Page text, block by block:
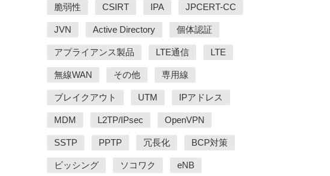
脆弱性 CSIRT IPA JPCERT-CC
JVN Active Directory 個体認証
アプライアンス製品 LTE通信 LTE
無線WAN その他 専用線
ブレイクアウト UTM IPアドレス
MDM L2TP/IPsec OpenVPN
SSTP PPTP 冗長化 BCP対策
ビッシング ソコワク eNB